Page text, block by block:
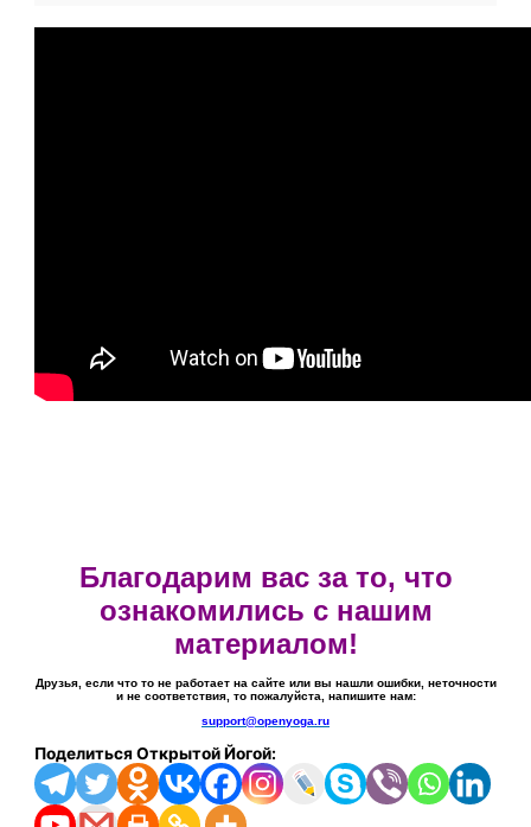
Благодарим вас за то, что
ознакомились с нашим
материалом!
Друзья, если что то не работает на сайте или вы нашли ошибки, неточности
и не соответствия, то пожалуйста, напишите нам:
support@openyoga.ru
Поделиться Открытой Йогой: